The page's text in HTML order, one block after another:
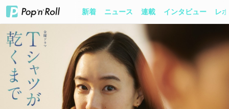
新着 ニュース 連載 インタビュー レ